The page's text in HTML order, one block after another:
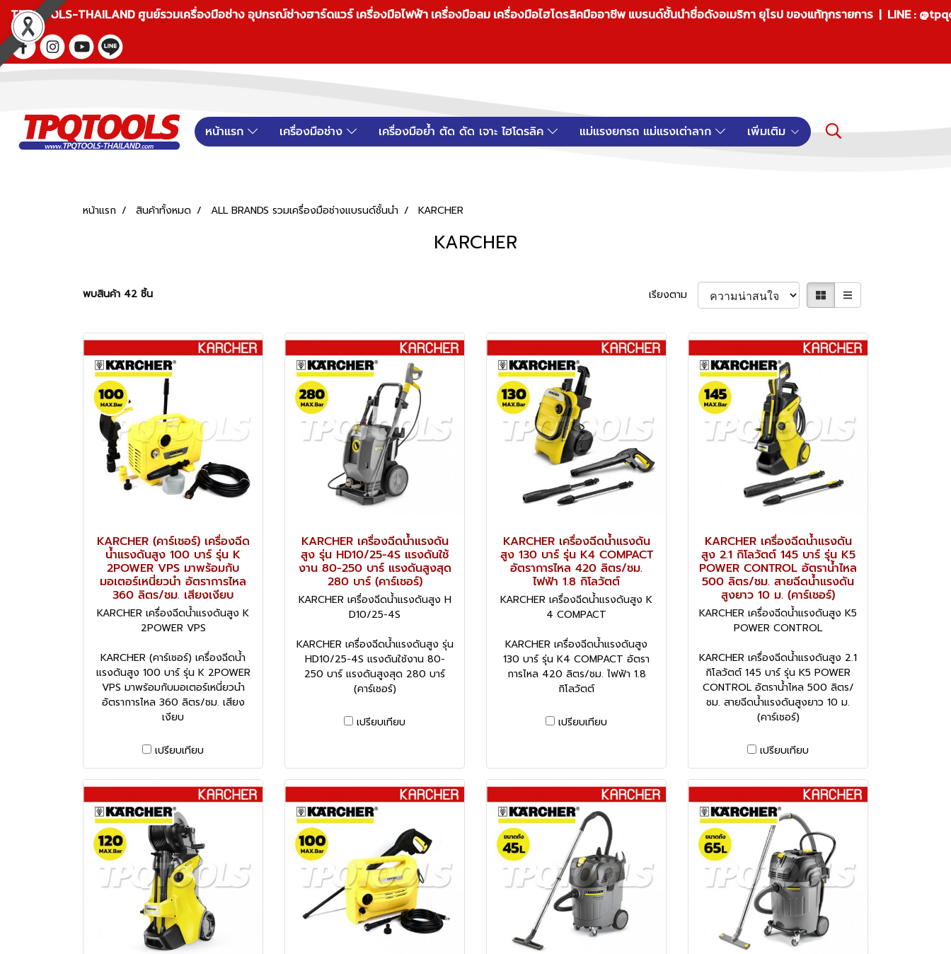
TPQTOOLS-THAILAND ศูนย์รวมเครื่องมือช่าง อุปกรณ์ช่างฮาร์ดแวร์ เครื่องมือไฟฟ้า เครื่องมือลม เครื่องมือไฮโดรลิคมืออาชีพ แบรนด์ชั้นนำชื่อดังอเมริกา ยุโรป ของแท้ทุกรายการ | LINE :
หน้าแรก เครื่องมือช่าง เครื่องมือย้ำ ตัด ดัด เจาะ ไฮโดรลิค แม่แรงยกรถ แม่แรงเต่าลาก เพิ่มเติม
หน้าแรก สินค้าทั้งหมด ALL BRANDS รวมเครื่องมือช่างแบรนด์ชั้นนำ KARCHER
KARCHER
พบสินค้า 42 ชิ้น เรียงตาม
KARCHER (คาร์เชอร์) เครื่องฉีด
น้ำแรงดันสูง 100 บาร์ รุ่น K
2POWER VPS มาพร้อมกับ
มอเตอร์เหนี่ยวนำ อัตราการไหล
360 ลิตร/ชม. เสียงเงียบ
KARCHER เครื่องฉีดน้ำแรงดันสูง K
2POWER VPS
KARCHER (คาร์เชอร์) เครื่องฉีดน้ำ
แรงดันสูง 100 บาร์ รุ่น K 2POWER
VPS มาพร้อมกับมอเตอร์เหนี่ยวนำ
อัตราการไหล 360 ลิตร/ชม. เสียง
เงียบ
เปรียบเทียบ
KARCHER เครื่องฉีดน้ำแรงดัน
สูง รุ่น HD10/25-4S แรงดันใช้
งาน 80-250 บาร์ แรงดันสูงสุด
280 บาร์ (คาร์เชอร์)
KARCHER เครื่องฉีดน้ำแรงดันสูง H
D10/25-4S
KARCHER เครื่องฉีดน้ำแรงดันสูง รุ่น
HD10/25-4S แรงดันใช้งาน 80-
250 บาร์ แรงดันสูงสุด 280 บาร์
(คาร์เชอร์)
เปรียบเทียบ
KARCHER เครื่องฉีดน้ำแรงดัน
สูง 130 บาร์ รุ่น K4 COMPACT
อัตราการไหล 420 ลิตร/ชม.
ไฟฟ้า 1.8 กิโลวัตต์
KARCHER เครื่องฉีดน้ำแรงดันสูง K
4 COMPACT
KARCHER เครื่องฉีดน้ำแรงดันสูง
130 บาร์ รุ่น K4 COMPACT อัตรา
การไหล 420 ลิตร/ชม. ไฟฟ้า 1.8
กิโลวัตต์
เปรียบเทียบ
KARCHER เครื่องฉีดน้ำแรงดัน
สูง 2.1 กิโลวัตต์ 145 บาร์ รุ่น K5
POWER CONTROL อัตราน้ำไหล
500 ลิตร/ชม. สายฉีดน้ำแรงดัน
สูงยาว 10 ม. (คาร์เชอร์)
KARCHER เครื่องฉีดน้ำแรงดันสูง K5
POWER CONTROL
KARCHER เครื่องฉีดน้ำแรงดันสูง 2.1
กิโลวัตต์ 145 บาร์ รุ่น K5 POWER
CONTROL อัตราน้ำไหล 500 ลิตร/
ชม. สายฉีดน้ำแรงดันสูงยาว 10 ม.
(คาร์เชอร์)
เปรียบเทียบ